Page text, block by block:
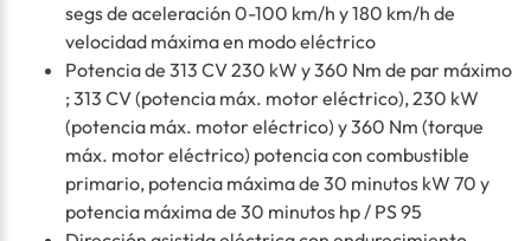
segs de aceleración 0-100 km/h y 180 km/h de
velocidad máxima en modo eléctrico
Potencia de 313 CV 230 kW y 360 Nm de par máximo
; 313 CV (potencia máx. motor eléctrico), 230 kW
(potencia máx. motor eléctrico) y 360 Nm (torque
máx. motor eléctrico) potencia con combustible
primario, potencia máxima de 30 minutos kW 70 y
potencia máxima de 30 minutos hp / PS 95